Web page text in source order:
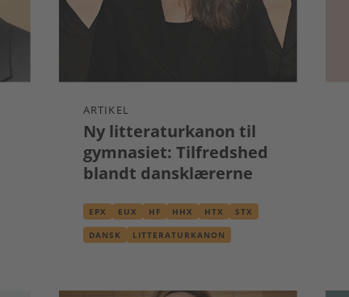
ARTIKEL
Ny litteraturkanon til
gymnasiet: Tilfredshed
blandt dansklærerne
EPX EUX HF HHX HTX STX
DANSK LITTERATURKANON